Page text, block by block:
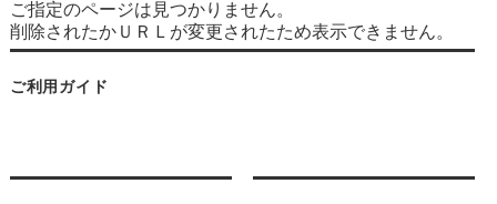
ご指定のページは見つかりません。
削除されたかＵＲＬが変更されたため表示できません。
ご利用ガイド